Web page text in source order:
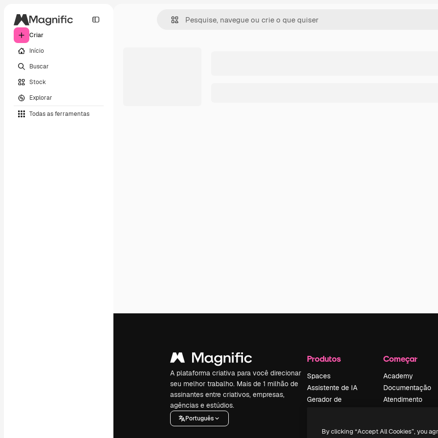
Criar
Início
Buscar
Stock
Explorar
Todas as ferramentas
A plataforma criativa para você direcionar
seu melhor trabalho. Mais de 1 milhão de
assinantes entre criativos, empresas,
agências e estúdios.
Português
Produtos
Spaces
Assistente de IA
Gerador de
Texto para voz
Começar
Academy
Documentação
Atendimento
Política de
By clicking “Accept All Cookies”, you